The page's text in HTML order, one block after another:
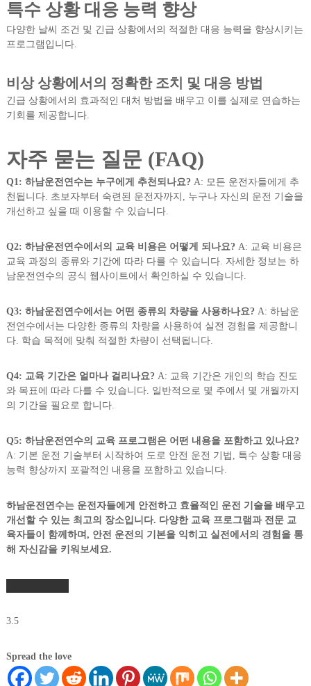
특수 상황 대응 능력 향상
다양한 날씨 조건 및 긴급 상황에서의 적절한 대응 능력을 향상시키는
프로그램입니다.
비상 상황에서의 정확한 조치 및 대응 방법
긴급 상황에서의 효과적인 대처 방법을 배우고 이를 실제로 연습하는
기회를 제공합니다.
자주 묻는 질문 (FAQ)
Q1: 하남운전연수는 누구에게 추천되나요? A: 모든 운전자들에게 추
천됩니다. 초보자부터 숙련된 운전자까지, 누구나 자신의 운전 기술을
개선하고 싶을 때 이용할 수 있습니다.
Q2: 하남운전연수에서의 교육 비용은 어떻게 되나요? A: 교육 비용은
교육 과정의 종류와 기간에 따라 다를 수 있습니다. 자세한 정보는 하
남운전연수의 공식 웹사이트에서 확인하실 수 있습니다.
Q3: 하남운전연수에서는 어떤 종류의 차량을 사용하나요? A: 하남운
전연수에서는 다양한 종류의 차량을 사용하여 실전 경험을 제공합니
다. 학습 목적에 맞춰 적절한 차량이 선택됩니다.
Q4: 교육 기간은 얼마나 걸리나요? A: 교육 기간은 개인의 학습 진도
와 목표에 따라 다를 수 있습니다. 일반적으로 몇 주에서 몇 개월까지
의 기간을 필요로 합니다.
Q5: 하남운전연수의 교육 프로그램은 어떤 내용을 포함하고 있나요?
A: 기본 운전 기술부터 시작하여 도로 안전 운전 기법, 특수 상황 대응
능력 향상까지 포괄적인 내용을 포함하고 있습니다.
하남운전연수는 운전자들에게 안전하고 효율적인 운전 기술을 배우고
개선할 수 있는 최고의 장소입니다. 다양한 교육 프로그램과 전문 교
육자들이 함께하며, 안전 운전의 기본을 익히고 실전에서의 경험을 통
해 자신감을 키워보세요.
3.5
Spread the love